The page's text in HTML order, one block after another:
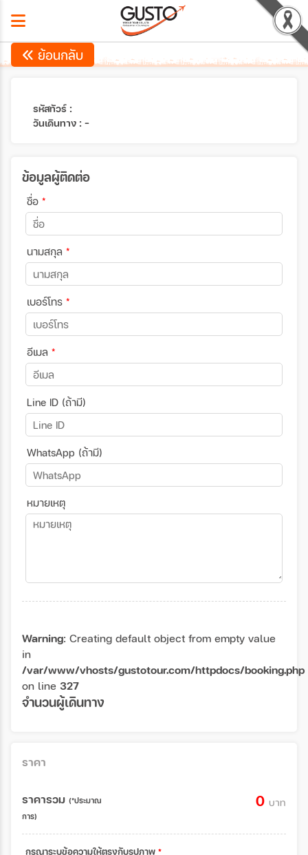
ย้อนกลับ
รหัสทัวร์ :
วันเดินทาง : -
ข้อมูลผู้ติดต่อ
ชื่อ *
นามสกุล *
เบอร์โทร *
อีเมล *
Line ID (ถ้ามี)
WhatsApp (ถ้ามี)
หมายเหตุ
Warning: Creating default object from empty value
in
/var/www/vhosts/gustotour.com/httpdocs/booking.php
on line 327
จำนวนผู้เดินทาง
ราคา
ราคารวม (*ประมาณ
การ)
0 บาท
กรุณาระบุข้อความให้ตรงกับรูปภาพ *